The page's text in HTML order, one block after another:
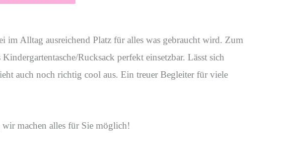
im Alltag ausreichend Platz für alles was gebraucht wird. Zum
Rucksack perfekt einsetzbar. Lässt sich
auch noch richtig cool aus. Ein treuer Begleiter für viele
wir machen alles für Sie möglich!